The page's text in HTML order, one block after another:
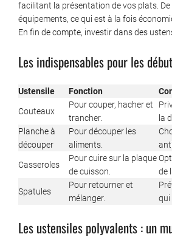
facilitant la présentation de vos plats.
équipements, ce qui est à la fois
En fin de compte, investir dans des
Les indispensables pour les
Ustensile Fonction
Couteaux
Pour couper, hacher et
trancher.
la
Planche à
découper
Pour découper les
aliments.
Casseroles
Pour cuire sur la plaque
de cuisson.
de
Spatules
Pour retourner et
mélanger.
qui
Les ustensiles polyvalents : un